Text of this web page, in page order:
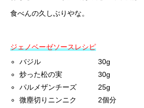
食べんの久しぶりやな。
ジェノベーゼソースレシピ
バジル 30g
炒った松の実 30g
パルメザンチーズ 25g
微塵切りニンニク 2個分